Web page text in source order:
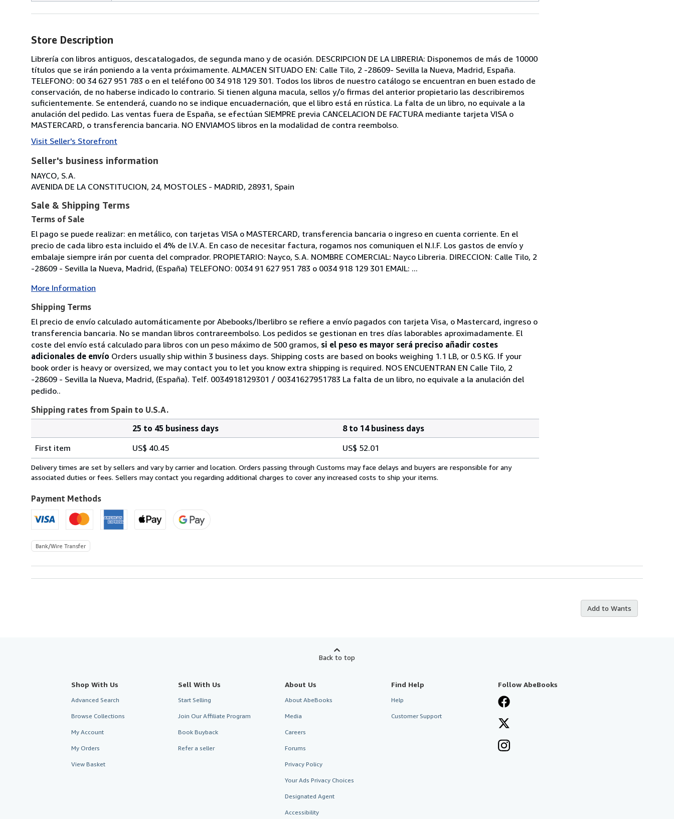
Store Description
Librería con libros antiguos, descatalogados, de segunda mano y de ocasión. DESCRIPCION DE LA LIBRERIA: Disponemos de más de 10000
títulos que se irán poniendo a la venta próximamente. ALMACEN SITUADO EN: Calle Tilo, 2 -28609- Sevilla la Nueva, Madrid, España.
TELEFONO: 00 34 627 951 783 o en el teléfono 00 34 918 129 301. Todos los libros de nuestro catálogo se encuentran en buen estado de
conservación, de no haberse indicado lo contrario. Si tienen alguna macula, sellos y/o firmas del anterior propietario las describiremos
suficientemente. Se entenderá, cuando no se indique encuadernación, que el libro está en rústica. La falta de un libro, no equivale a la
anulación del pedido. Las ventas fuera de España, se efectúan SIEMPRE previa CANCELACION DE FACTURA mediante tarjeta VISA o
MASTERCARD, o transferencia bancaria. NO ENVIAMOS libros en la modalidad de contra reembolso.
Visit Seller's Storefront
Seller's business information
NAYCO, S.A.
AVENIDA DE LA CONSTITUCION, 24, MOSTOLES - MADRID, 28931, Spain
Sale & Shipping Terms
Terms of Sale
El pago se puede realizar: en metálico, con tarjetas VISA o MASTERCARD, transferencia bancaria o ingreso en cuenta corriente. En el
precio de cada libro esta incluido el 4% de I.V.A. En caso de necesitar factura, rogamos nos comuniquen el N.I.F. Los gastos de envío y
embalaje siempre irán por cuenta del comprador. PROPIETARIO: Nayco, S.A. NOMBRE COMERCIAL: Nayco Libreria. DIRECCION: Calle Tilo, 2
-28609 - Sevilla la Nueva, Madrid, (España) TELEFONO: 0034 91 627 951 783 o 0034 918 129 301 EMAIL: ...
More Information
Shipping Terms
El precio de envío calculado automáticamente por Abebooks/Iberlibro se refiere a envío pagados con tarjeta Visa, o Mastercard, ingreso o
transferencia bancaria. No se mandan libros contrareembolso. Los pedidos se gestionan en tres días laborables aproximadamente. El
coste del envío está calculado para libros con un peso máximo de 500 gramos, si el peso es mayor será preciso añadir costes
adicionales de envío Orders usually ship within 3 business days. Shipping costs are based on books weighing 1.1 LB, or 0.5 KG. If your
book order is heavy or oversized, we may contact you to let you know extra shipping is required. NOS ENCUENTRAN EN Calle Tilo, 2
-28609 - Sevilla la Nueva, Madrid, (España). Telf. 0034918129301 / 00341627951783 La falta de un libro, no equivale a la anulación del
pedido..
Shipping rates from Spain to U.S.A.
rates
from
Spain
U.S.A.
25 to 45 business days
8 to 14 business days
First item
US$ 40.45 US$ 52.01
Delivery times are set by sellers and vary by carrier and location. Orders passing through Customs may face delays and buyers are responsible for any
associated duties or fees. Sellers may contact you regarding additional charges to cover any increased costs to ship your items.
Payment Methods
Bank/Wire Transfer
Add to Wants
Back to top
Shop With Us
Advanced Search
Browse Collections
My Account
My Orders
View Basket
Sell With Us
Start Selling
Join Our Affiliate Program
Book Buyback
Refer a seller
About Us
About AbeBooks
Media
Careers
Forums
Privacy Policy
Your Ads Privacy Choices
Designated Agent
Accessibility
Find Help
Help
Customer Support
Follow AbeBooks